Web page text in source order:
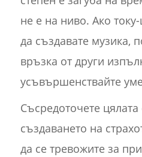
не е на ниво. Ако
да създавате музика,
връзка от други
усъвършенствайте
Съсредоточете
създаването на
да се тревожите за